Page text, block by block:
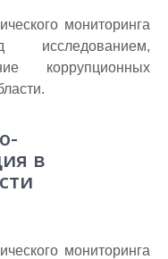
мониторинга
коррупционных
в
мониторинга